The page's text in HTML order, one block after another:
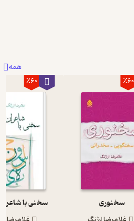
همه
٪60
سخنوری
٪60
سخنی با